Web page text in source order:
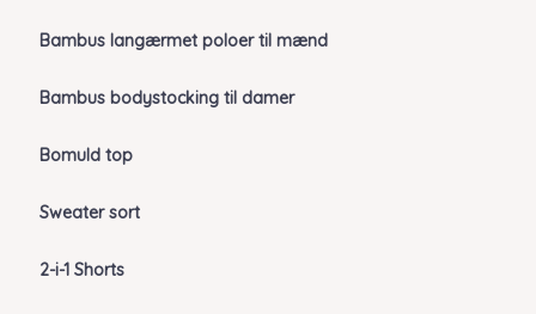
Bambus langærmet poloer til mænd
Bambus bodystocking til damer
Bomuld top
Sweater sort
2-i-1 Shorts